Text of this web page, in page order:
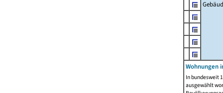
Wohnungen
In bundesweit
ausgewählt